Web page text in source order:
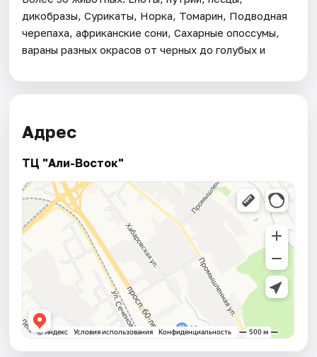
дикобразы, Сурикаты, Норка, Томарин, Подводная
черепаха, африканские сони, Сахарные опоссумы,
вараны разных окрасов от черных до голубых и
Адрес
ТЦ "Али-Восток"